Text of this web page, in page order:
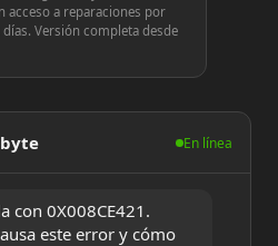
acceso a reparaciones por
Versión completa desde
En línea
con 0X008CE421.
este error y cómo